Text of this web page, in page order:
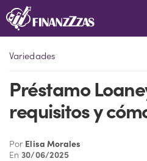
Saltar
al
Variedades
Préstamo
requisitos y
Por Elisa Morales
En30/06/2025